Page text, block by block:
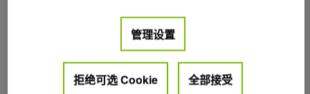
：一种允许 GPU 溢出到系统 RAM 的技
多 GPU 流式传输执行
：一项用于跨多个 GPU 分配工作负载
的实验性功能，非常适合大规模处理数百 GB 到几 TB 的工作
管理设置
拒绝可选 Cookie 全部接受